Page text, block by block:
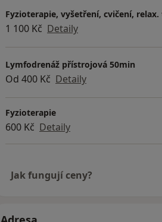
Fyzioterapie, vyšetření, cvičení, relax.
1 100 Kč Detaily
Lymfodrenáž přístrojová 50min
Od 400 Kč Detaily
Fyzioterapie
600 Kč Detaily
Jak fungují ceny?